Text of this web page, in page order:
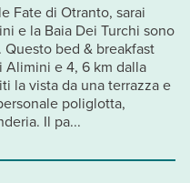
Fate di Otranto, sarai
e la Baia Dei Turchi sono
bed & breakfast
Alimini e 4, 6 km dalla
la vista da una terrazza e
poliglotta,
Il pa...